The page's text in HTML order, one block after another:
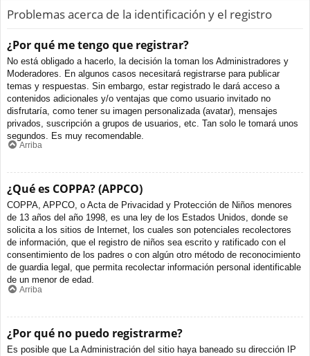
Problemas acerca de la identificación y el registro
¿Por qué me tengo que registrar?
No está obligado a hacerlo, la decisión la toman los Administradores y
Moderadores. En algunos casos necesitará registrarse para publicar
temas y respuestas. Sin embargo, estar registrado le dará acceso a
contenidos adicionales y/o ventajas que como usuario invitado no
disfrutaría, como tener su imagen personalizada (avatar), mensajes
privados, suscripción a grupos de usuarios, etc. Tan solo le tomará unos
segundos. Es muy recomendable.
Arriba
¿Qué es COPPA? (APPCO)
COPPA, APPCO, o Acta de Privacidad y Protección de Niños menores
de 13 años del año 1998, es una ley de los Estados Unidos, donde se
solicita a los sitios de Internet, los cuales son potenciales recolectores
de información, que el registro de niños sea escrito y ratificado con el
consentimiento de los padres o con algún otro método de reconocimiento
de guardia legal, que permita recolectar información personal identificable
de un menor de edad.
Arriba
¿Por qué no puedo registrarme?
Es posible que La Administración del sitio haya baneado su dirección IP